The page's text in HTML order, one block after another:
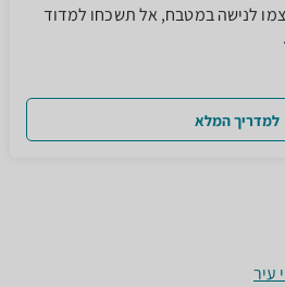
לנישה במטבח, אל תשכחו למדוד
למדריך המלא
עיר